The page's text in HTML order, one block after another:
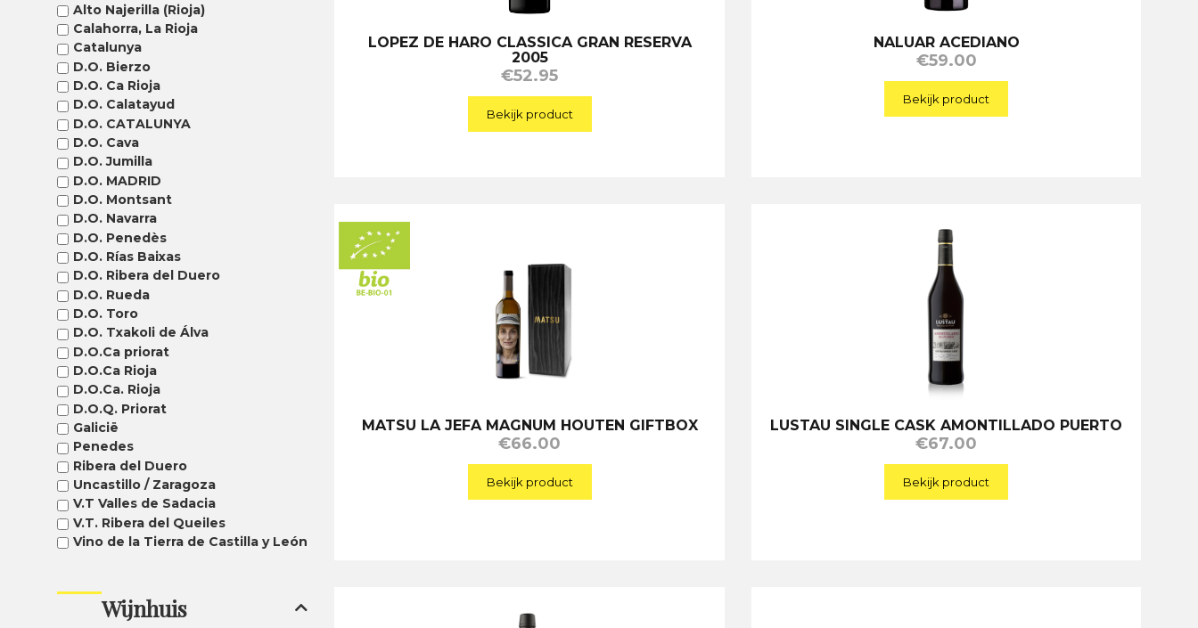
Alto Najerilla (Rioja)
Calahorra, La Rioja
Catalunya
D.O. Bierzo
D.O. Ca Rioja
D.O. Calatayud
D.O. CATALUNYA
D.O. Cava
D.O. Jumilla
D.O. MADRID
D.O. Montsant
D.O. Navarra
D.O. Penedès
D.O. Rías Baixas
D.O. Ribera del Duero
D.O. Rueda
D.O. Toro
D.O. Txakoli de Álva
D.O.Ca priorat
D.O.Ca Rioja
D.O.Ca. Rioja
D.O.Q. Priorat
Galicië
Penedes
Ribera del Duero
Uncastillo / Zaragoza
V.T Valles de Sadacia
V.T. Ribera del Queiles
Vino de la Tierra de Castilla y León
Wijnhuis
LOPEZ DE HARO CLASSICA GRAN RESERVA
2005
€52.95
Bekijk product
NALUAR ACEDIANO
€59.00
Bekijk product
MATSU LA JEFA MAGNUM HOUTEN GIFTBOX
€66.00
Bekijk product
LUSTAU SINGLE CASK AMONTILLADO PUERTO
€67.00
Bekijk product